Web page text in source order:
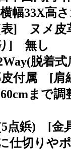
横幅33X高
[表] ヌメ皮
] 無し
脱着
皮付属 [
ま
点鋲) [金
仕切りや